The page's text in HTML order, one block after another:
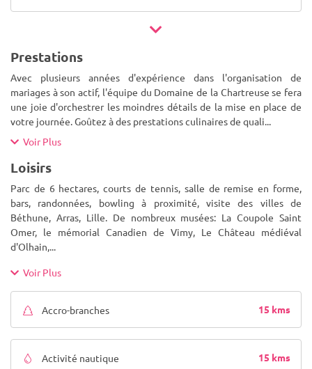
Prestations
Avec plusieurs années d'expérience dans l'organisation de
mariages à son actif, l'équipe du Domaine de la Chartreuse se fera
une joie d'orchestrer les moindres détails de la mise en place de
votre journée. Goûtez à des prestations culinaires de quali...
Voir Plus
Loisirs
Parc de 6 hectares, courts de tennis, salle de remise en forme,
bars, randonnées, bowling à proximité, visite des villes de
Béthune, Arras, Lille. De nombreux musées: La Coupole Saint
Omer, le mémorial Canadien de Vimy, Le Château médiéval
d'Olhain,...
Voir Plus
Accro-branches 15 kms
Activité nautique 15 kms